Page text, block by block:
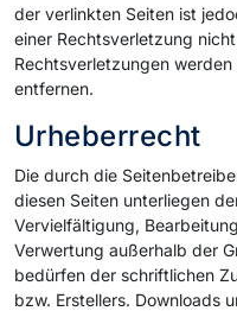
der verlinkten Seiten ist
einer Rechtsverletzung
Rechtsverletzungen
entfernen.
Urheberrecht
Die durch die
diesen Seiten unterliegen
Vervielfältigung,
Verwertung außerhalb der
bedürfen der schriftlichen
bzw. Erstellers. Downloads